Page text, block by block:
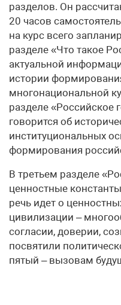
разделов. Он
20 часов
на курс всего
разделе «Что такое
актуальной
истории
многонациональной
разделе «Российское
говорится об
институциональных
формирования
В третьем разделе
ценностные
речь идет о
цивилизации –
согласии, доверии,
посвятили
пятый – вызовам